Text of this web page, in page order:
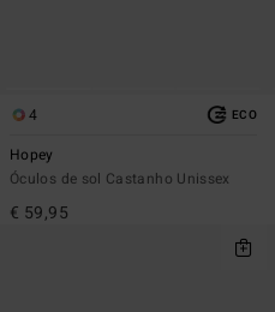
4 ECO
Hopey
Óculos de sol Castanho Unissex
€ 59,95